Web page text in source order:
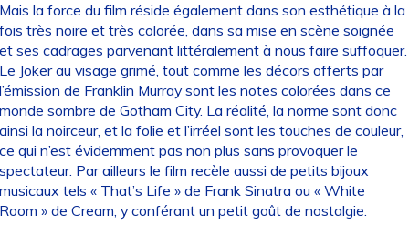
la force du film réside également dans son esthétique à la
très noire et très colorée, dans sa mise en scène soignée
ses cadrages parvenant littéralement à nous faire suffoquer.
Joker au visage grimé, tout comme les décors offerts par
de Franklin Murray sont les notes colorées dans ce
sombre de Gotham City. La réalité, la norme sont donc
la noirceur, et la folie et l’irréel sont les touches de couleur,
qui n’est évidemment pas non plus sans provoquer le
Par ailleurs le film recèle aussi de petits bijoux
tels « That’s Life » de Frank Sinatra ou « White
» de Cream, y conférant un petit goût de nostalgie.